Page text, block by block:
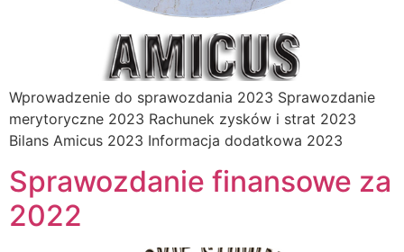
Wprowadzenie do sprawozdania 2023 Sprawozdanie
merytoryczne 2023 Rachunek zysków i strat 2023
Bilans Amicus 2023 Informacja dodatkowa 2023
Sprawozdanie finansowe za
2022